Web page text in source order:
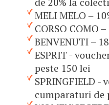
MELI MELO –
CORSO COMO
BENVENUTI –
ESPRIT -
peste 150 lei
SPRINGFIELD
cumparaturi de